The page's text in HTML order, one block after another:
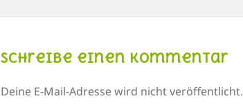
Schreibe einen Kommentar
Deine E-Mail-Adresse wird nicht veröffentlicht.